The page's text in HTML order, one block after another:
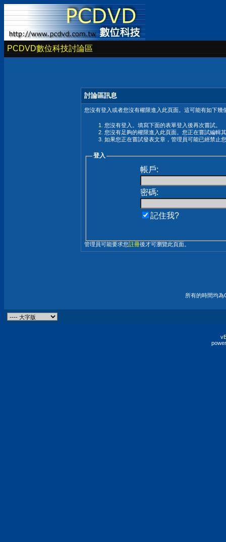
PCDVD數位科技討論區
討論區訊息
您沒有登入或者您沒有權限進入此頁面。這可能有如下幾
您沒有登入。填寫下面的表單登入後再次嘗試。
您沒有足夠的權限進入此頁面。您正在嘗試編輯
如果您正在嘗試發表文章，管理員可能已經禁止
登入
帳戶:
密碼:
記住我?
管理員可能要求您註冊後才可瀏覽此頁面。
所有的時間均為